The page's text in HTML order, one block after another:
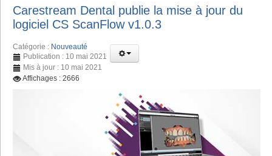
Carestream Dental publie la mise à jour du
logiciel CS ScanFlow v1.0.3
Catégorie : Nouveauté
Publication : 10 mai 2021
Mis à jour : 10 mai 2021
Affichages : 2666